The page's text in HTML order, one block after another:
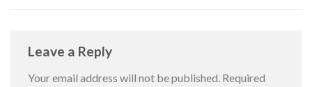
Leave a Reply
Your email address will not be published. Required